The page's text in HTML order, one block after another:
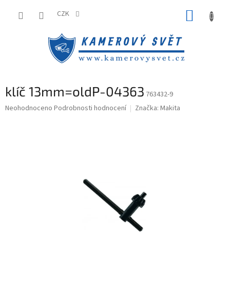
CZK
klíč 13mm=oldP-04363 763432-9
Průměrné
Neohodnoceno Podrobnosti hodnocení Značka: Makita